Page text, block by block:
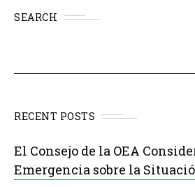
SEARCH
RECENT POSTS
El Consejo de la OEA
Emergencia sobre la